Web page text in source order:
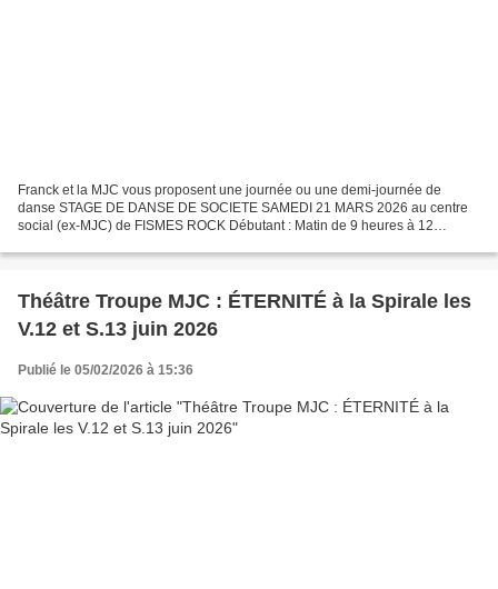
Franck et la MJC vous proposent une journée ou une demi-journée de
danse STAGE DE DANSE DE SOCIETE SAMEDI 21 MARS 2026 au centre
social (ex-MJC) de FISMES ROCK Débutant : Matin de 9 heures à 12
Théâtre Troupe MJC : ÉTERNITÉ à la Spirale les
V.12 et S.13 juin 2026
Publié le 05/02/2026 à 15:36